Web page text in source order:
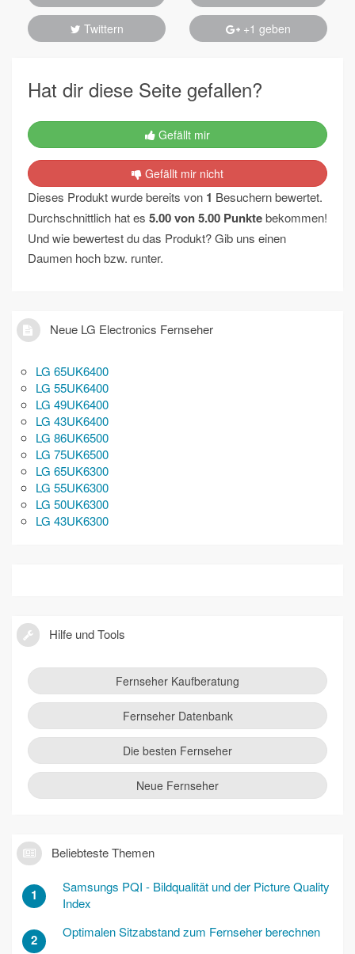
Twittern +1 geben
Hat dir diese Seite gefallen?
Gefällt mir
Gefällt mir nicht
Dieses Produkt wurde bereits von 1 Besuchern bewertet.
Durchschnittlich hat es 5.00von5.00 Punktebekommen!
Und wie bewertest du das Produkt? Gib uns einen
Daumen hoch bzw. runter.
Neue LG Electronics Fernseher
LG 65UK6400
LG 55UK6400
LG 49UK6400
LG 43UK6400
LG 86UK6500
LG 75UK6500
LG 65UK6300
LG 55UK6300
LG 50UK6300
LG 43UK6300
Hilfe und Tools
Fernseher Kaufberatung
Fernseher Datenbank
Die besten Fernseher
Neue Fernseher
Beliebteste Themen
1
Samsungs PQI - Bildqualität und der Picture Quality
Index
2 Optimalen Sitzabstand zum Fernseher berechnen